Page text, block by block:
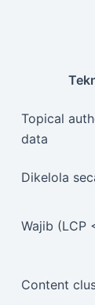
Topical
data
Dikelola
Wajib (LCP
Content